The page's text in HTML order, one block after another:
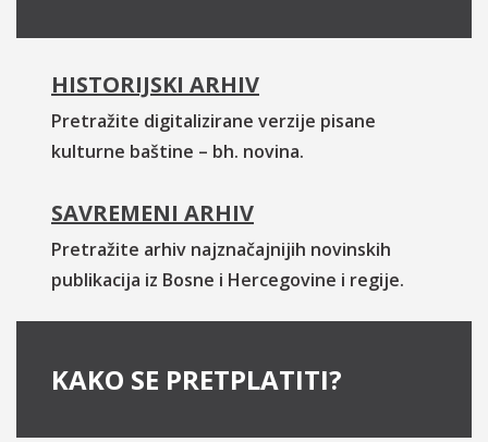
HISTORIJSKI ARHIV
Pretražite digitalizirane verzije pisane
kulturne baštine – bh. novina.
SAVREMENI ARHIV
Pretražite arhiv najznačajnijih novinskih
publikacija iz Bosne i Hercegovine i regije.
KAKO SE PRETPLATITI?